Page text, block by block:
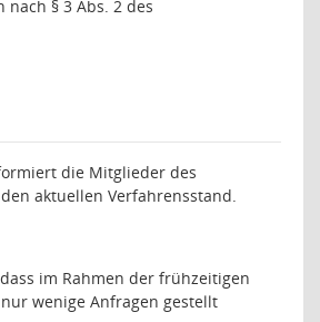
§ 3 Abs. 2 des
die Mitglieder des
aktuellen Verfahrensstand.
im Rahmen der frühzeitigen
wenige Anfragen gestellt